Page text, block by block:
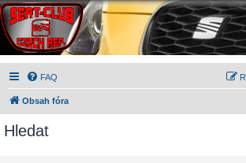
FAQ
Obsah fóra
Hledat